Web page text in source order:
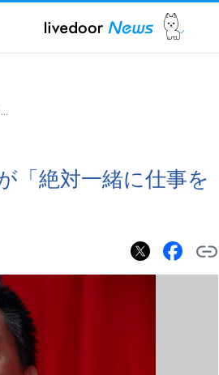
…
「絶対一緒に仕事を